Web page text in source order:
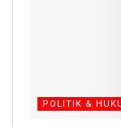
POLITIK &